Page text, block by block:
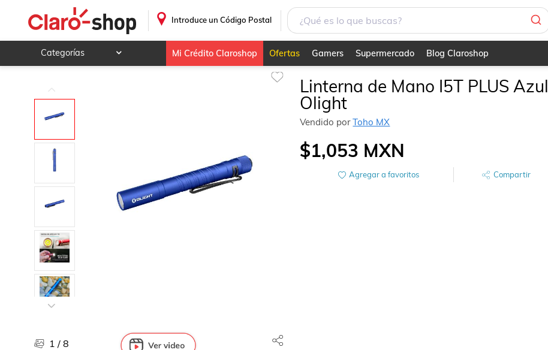
Introduce un Código Postal
Categorías
Hogar y jardín
Deportes y ocio
Animales y mascotas
Ferretería y autos
Ropa, calzado y accesorios
Mamá y bebé
Joyería y relojes
Juegos y juguetes
Libros, revistas y comics
Películas, series de tv y música
Otras categorías
Súpermercado
Mi Crédito Claroshop Ofertas Gamers Supermercado Blog Claroshop
1 / 8
Linterna de Mano I5T PLUS Azul
Olight
Vendido porToho MX
$1,053 MXN
Agregar a favoritos Compartir
Linterna de Mano I5T PLUS Azul Olight